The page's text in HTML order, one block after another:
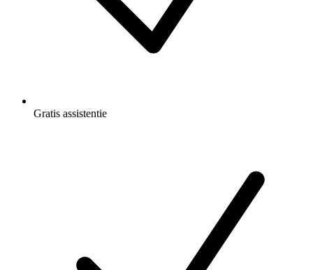
Gratis assistentie